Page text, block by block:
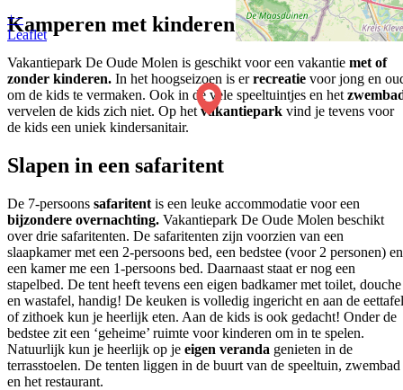
+−
Leaflet
Kamperen met kinderen
Vakantiepark De Oude Molen is geschikt voor een vakantie met of
zonder kinderen. In het hoogseizoen is errecreatie voor jong en
om de kids te vermaken. Ook in de vele speeltuintjes en het
vervelen de kids zich niet. Op hetvakantiepark vind je tevens voor
de kids een uniek kindersanitair.
Slapen in een safaritent
De 7-persoons safaritent is een leuke accommodatie voor een
bijzondere overnachting. Vakantiepark De Oude Molen beschikt
over drie safaritenten. De safaritenten zijn voorzien van een
slaapkamer met een 2-persoons bed, een bedstee (voor 2 personen) en
een kamer me een 1-persoons bed. Daarnaast staat er nog een
stapelbed. De tent heeft tevens een eigen badkamer met toilet, douche
en wastafel, handig! De keuken is volledig ingericht en aan de eettafel
of zithoek kun je heerlijk eten. Aan de kids is ook gedacht! Onder de
bedstee zit een ‘geheime’ ruimte voor kinderen om in te spelen.
Natuurlijk kun je heerlijk op je eigen veranda genieten in de
terrasstoelen. De tenten liggen in de buurt van de speeltuin, zwembad
en het restaurant.